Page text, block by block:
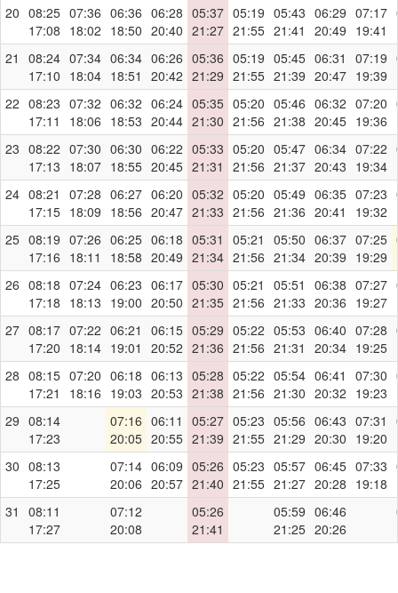
20 08:25
17:08
07:36
18:02
06:36
18:50
06:28
20:40
05:37
21:27
05:19
21:55
05:43
21:41
06:29
20:49
07:17
19:41
21
08:24
17:10
07:34
18:04
06:34
18:51
06:26
20:42
05:36
21:29
05:19
21:55
05:45
21:39
06:31
20:47
07:19
19:39
22 08:23
17:11
07:32
18:06
06:32
18:53
06:24
20:44
05:35
21:30
05:20
21:56
05:46
21:38
06:32
20:45
07:20
19:36
23 08:22
17:13
07:30
18:07
06:30
18:55
06:22
20:45
05:33
21:31
05:20
21:56
05:47
21:37
06:34
20:43
07:22
19:34
24 08:21
17:15
07:28
18:09
06:27
18:56
06:20
20:47
05:32
21:33
05:20
21:56
05:49
21:36
06:35
20:41
07:23
19:32
25 08:19
17:16
07:26
18:11
06:25
18:58
06:18
20:49
05:31
21:34
05:21
21:56
05:50
21:34
06:37
20:39
07:25
19:29
26 08:18
17:18
07:24
18:13
06:23
19:00
06:17
20:50
05:30
21:35
05:21
21:56
05:51
21:33
06:38
20:36
07:27
19:27
27 08:17
17:20
07:22
18:14
06:21
19:01
06:15
20:52
05:29
21:36
05:22
21:56
05:53
21:31
06:40
20:34
07:28
19:25
28 08:15
17:21
07:20
18:16
06:18
19:03
06:13
20:53
05:28
21:38
05:22
21:56
05:54
21:30
06:41
20:32
07:30
19:23
29 08:14
17:23
07:16
20:05
06:11
20:55
05:27
21:39
05:23
21:55
05:56
21:29
06:43
20:30
07:31
19:20
30 08:13
17:25
07:14
20:06
06:09
20:57
05:26
21:40
05:23
21:55
05:57
21:27
06:45
20:28
07:33
19:18
31
08:11
17:27
07:12
20:08
05:26
21:41
05:59
21:25
06:46
20:26